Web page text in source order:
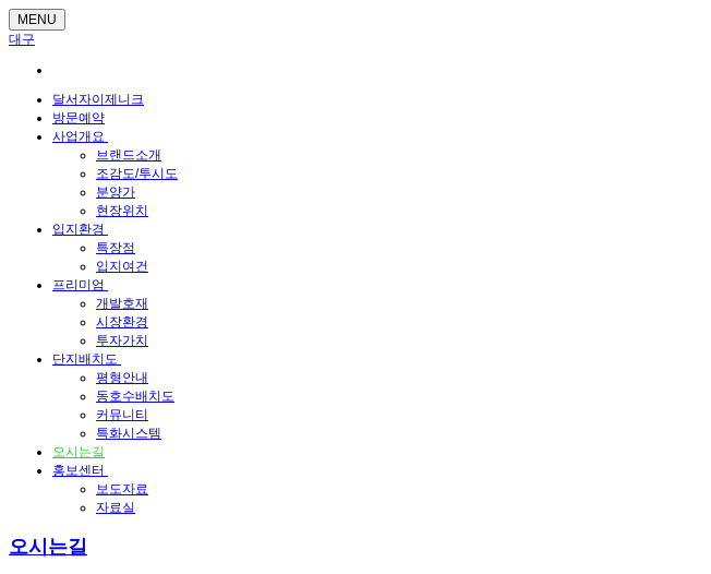
MENU
대구
달서자이제니크
방문예약
사업개요
브랜드소개
조감도/투시도
분양가
현장위치
입지환경
특장점
입지여건
프리미엄
개발호재
시장환경
투자가치
단지배치도
평형안내
동호수배치도
커뮤니티
특화시스템
오시는길
홍보센터
보도자료
자료실
오시는길